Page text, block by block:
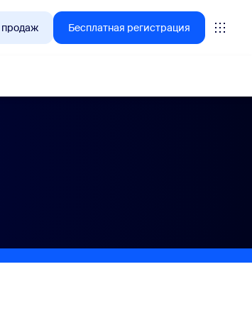
продаж Бесплатная регистрация